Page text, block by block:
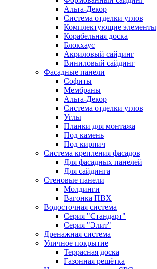
Альта-Декор
Система отделки углов
Комплектующие элементы
Корабельная доска
Блокхаус
Акриловый сайдинг
Виниловый сайдинг
Фасадные панели
Софиты
Мембраны
Альта-Декор
Система отделки углов
Углы
Планки для монтажа
Под камень
Под кирпич
Система крепления фасадов
Для фасадных панелей
Для сайдинга
Стеновые панели
Молдинги
Вагонка ПВХ
Водосточная система
Серия "Стандарт"
Серия "Элит"
Дренажная система
Уличное покрытие
Террасная доска
Газонная решётка